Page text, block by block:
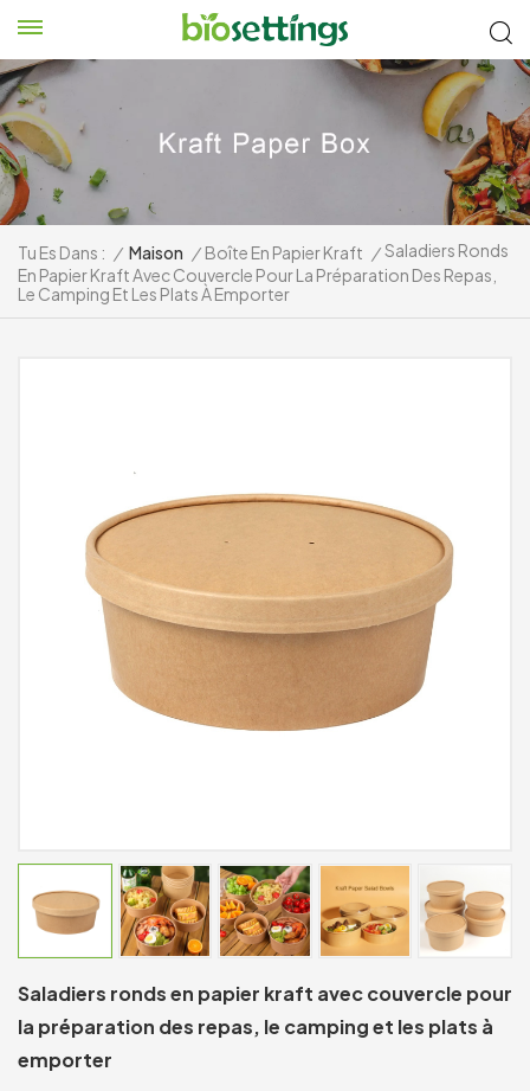
Tu Es Dans : / Maison / Boîte En Papier Kraft / Saladiers Ronds
En Papier Kraft Avec Couvercle Pour La Préparation Des Repas,
Le Camping Et Les Plats À Emporter
Saladiers ronds en papier kraft avec couvercle pour
la préparation des repas, le camping et les plats à
emporter